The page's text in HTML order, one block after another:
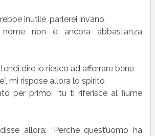
inutile, parlerei invano,
non è ancora abbastanza
dire io riesco ad afferrare bene
mi rispose allora lo spirito
per primo, “tu ti riferisce al fiume
allora: “Perché quest’uomo ha